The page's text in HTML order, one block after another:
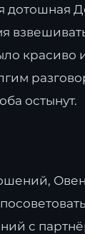
остынут.
с